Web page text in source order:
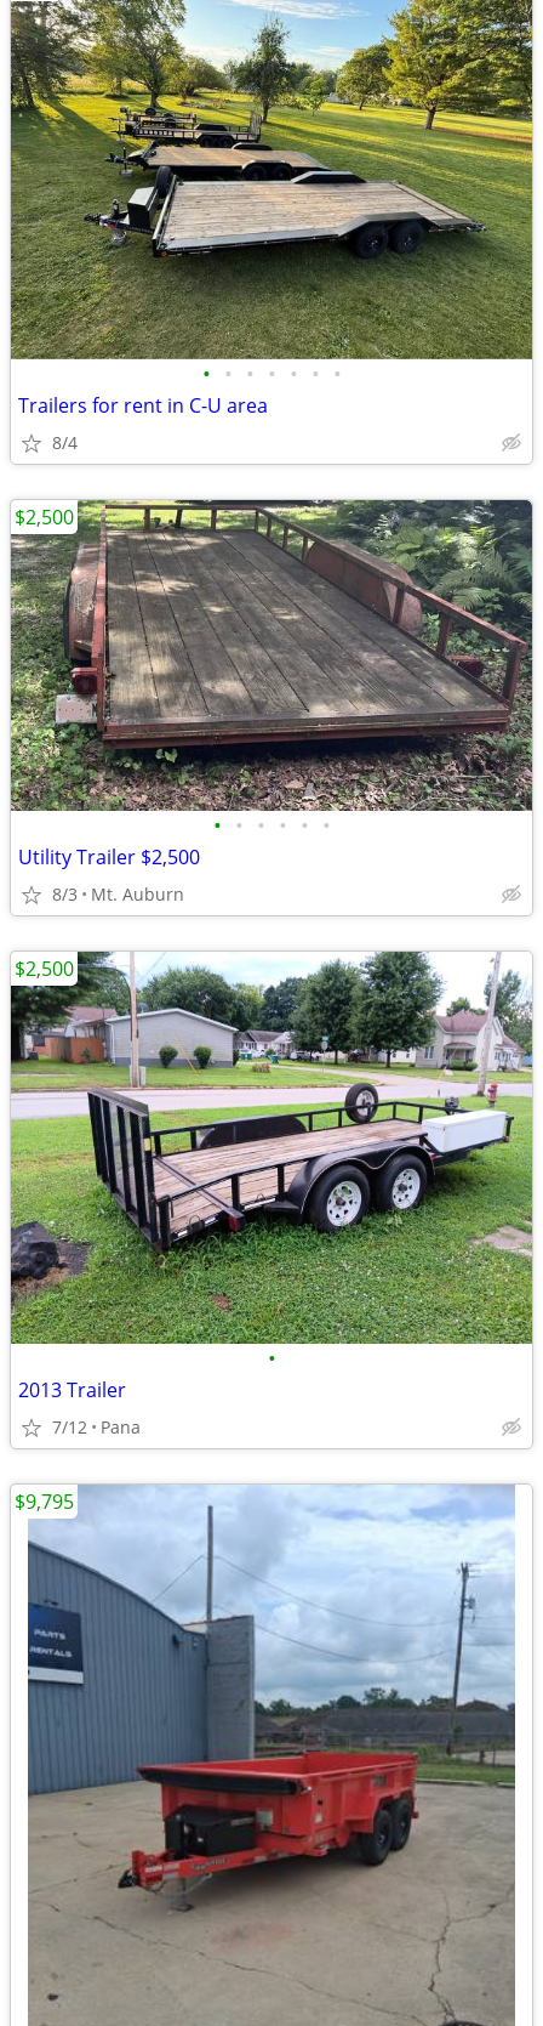
• • • • • • •
Trailers for rent in C-U area
8/4
• • • • • •
Utility Trailer $2,500
8/3 Mt. Auburn
$2,500
•
2013 Trailer
7/12 Pana
$2,500
$9,795